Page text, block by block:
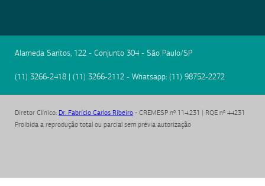
Alameda Santos, 122 - Conjunto 304 - São Paulo/SP
(11) 3266-2418 | (11) 3266-2112 - Whatsapp: (11) 98752-2272
Diretor Clínico: Dr. Fabrício Carlos Ribeiro - CREMESP nº 114.231 | RQE nº 44231
Proibida a reprodução total ou parcial sem prévia autorização